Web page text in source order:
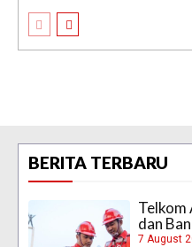
BERITA TERBARU
Telkom
dan
7 August